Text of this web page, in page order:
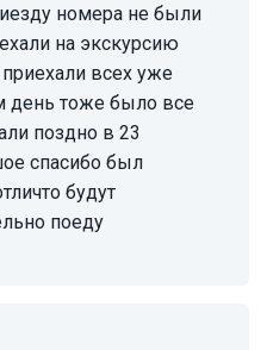
номера не были
на экскурсию
всех уже
день тоже было все
поздно в 23
спасибо был
будут
поеду